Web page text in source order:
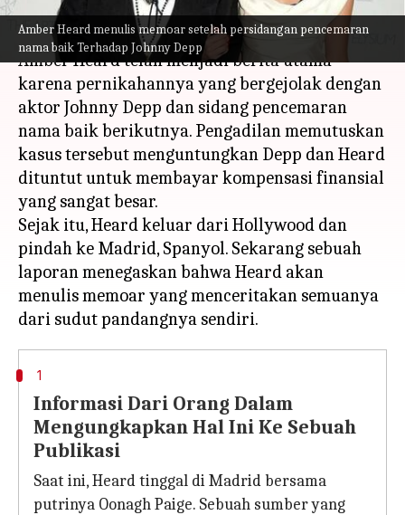
Amber Heard menulis memoar setelah persidangan pencemaran
nama baik Terhadap Johnny Depp
Apa ceritanya
Amber Heard telah menjadi berita utama
karena pernikahannya yang bergejolak dengan
aktor Johnny Depp dan sidang pencemaran
nama baik berikutnya. Pengadilan memutuskan
kasus tersebut menguntungkan Depp dan Heard
dituntut untuk membayar kompensasi finansial
yang sangat besar.
Sejak itu, Heard keluar dari Hollywood dan
pindah ke Madrid, Spanyol. Sekarang sebuah
laporan menegaskan bahwa Heard akan
menulis memoar yang menceritakan semuanya
1
Informasi Dari Orang Dalam
Mengungkapkan Hal Ini Ke Sebuah
Publikasi
Saat ini, Heard tinggal di Madrid bersama
putrinya Oonagh Paige. Sebuah sumber yang